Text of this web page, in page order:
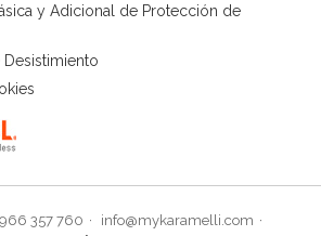
y Adicional de Protección de
966 357 760
info@mykaramelli.com